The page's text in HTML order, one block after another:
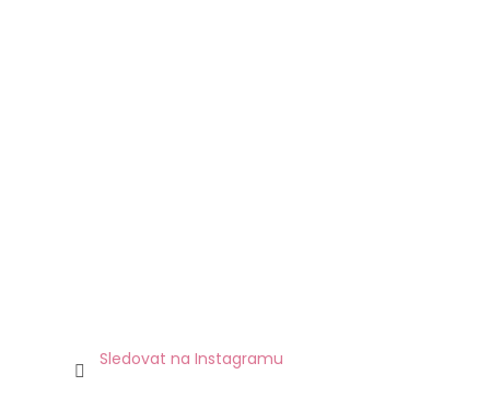
Sledovat na Instagramu